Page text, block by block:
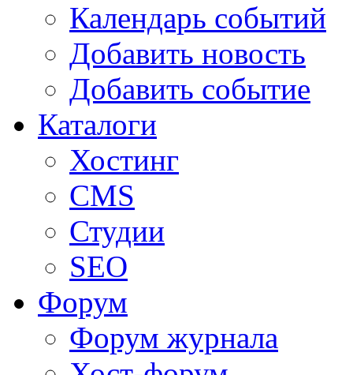
Календарь событий
Добавить новость
Добавить событие
Каталоги
Хостинг
CMS
Студии
SEO
Форум
Форум журнала